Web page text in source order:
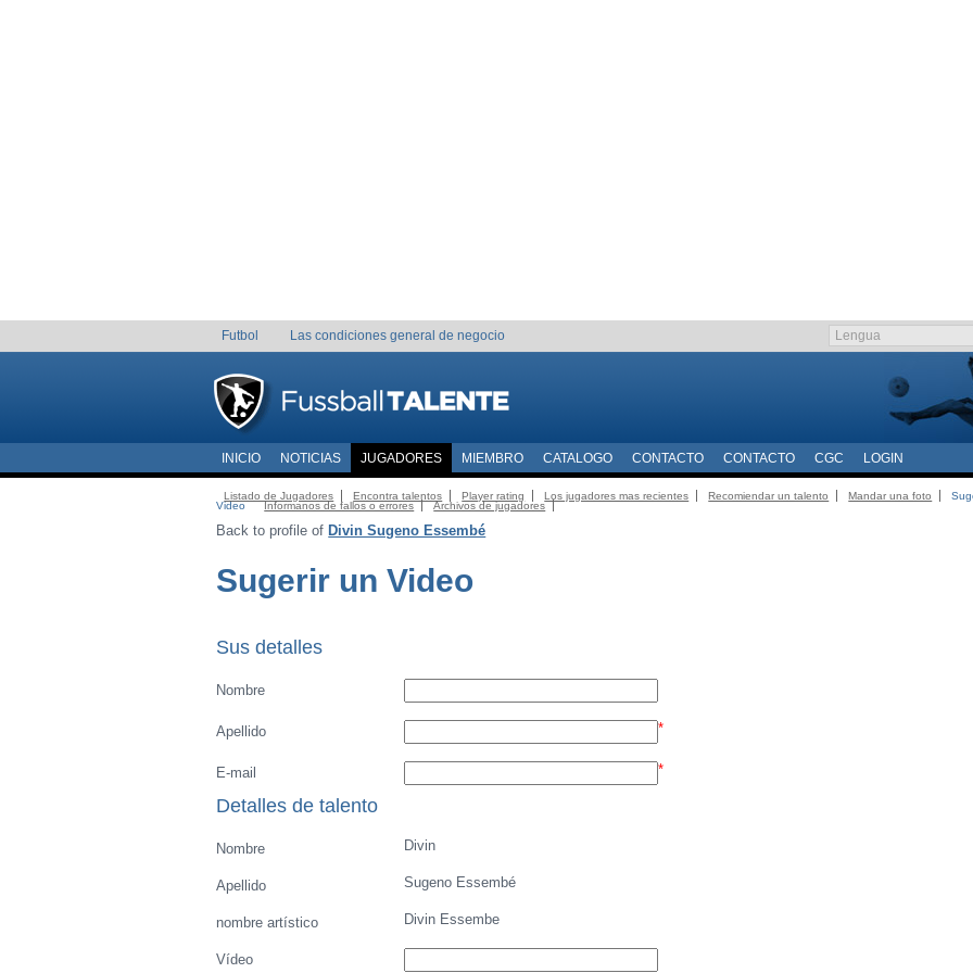
Futbol Las condiciones general de negocio
INICIO NOTICIAS JUGADORES MIEMBRO CATALOGO CONTACTO CONTACTO CGC LOGIN
Listado de Jugadores Encontra talentos Player rating Los jugadores mas recientes Recomiendar un talento Mandar una foto
Video
Informanos de fallos o errores Archivos de jugadores
Back to profile of Divin Sugeno Essembé
Sugerir un Video
Sus detalles
Nombre
Apellido *
E-mail *
Detalles de talento
Nombre Divin
Apellido Sugeno Essembé
nombre artístico Divin Essembe
Vídeo